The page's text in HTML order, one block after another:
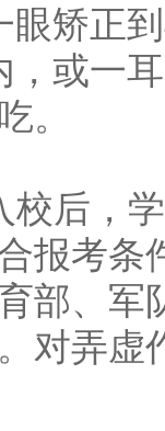
眼矫正
，或一
。
后，
报考条
部、军
对弄虚